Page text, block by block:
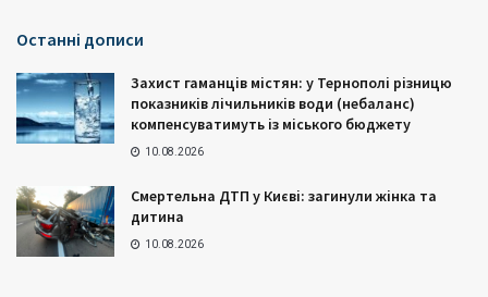
Останні дописи
Захист гаманців містян: у Тернополі різницю
показників лічильників води (небаланс)
компенсуватимуть із міського бюджету
10.08.2026
Смертельна ДТП у Києві: загинули жінка та
дитина
10.08.2026